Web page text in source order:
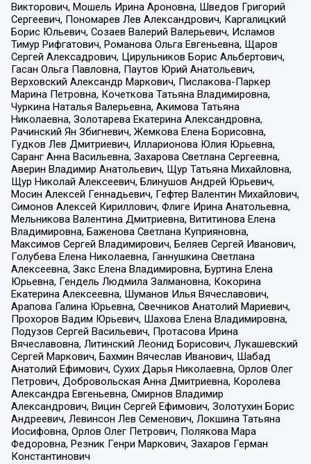
Викторович, Мошель Ирина Ароновна, Шведов Григорий
Сергеевич, Пономарев Лев Александрович, Каргалицкий
Борис Юльевич, Созаев Валерий Валерьевич, Исламов
Тимур Рифгатович, Романова Ольга Евгеньевна, Щаров
Сергей Алексадрович, Цирульников Борис Альбертович,
Гасан Ольга Павловна, Паутов Юрий Анатольевич,
Верховский Александр Маркович, Пислакова-Паркер
Марина Петровна, Кочеткова Татьяна Владимировна,
Чуркина Наталья Валерьевна, Акимова Татьяна
Николаевна, Золотарева Екатерина Александровна,
Рачинский Ян Збигневич, Жемкова Елена Борисовна,
Гудков Лев Дмитриевич, Илларионова Юлия Юрьевна,
Саранг Анна Васильевна, Захарова Светлана Сергеевна,
Аверин Владимир Анатольевич, Щур Татьяна Михайловна,
Щур Николай Алексеевич, Блинушов Андрей Юрьевич,
Мосин Алексей Геннадьевич, Гефтер Валентин Михайлович,
Симонов Алексей Кириллович, Флиге Ирина Анатольевна,
Мельникова Валентина Дмитриевна, Вититинова Елена
Владимировна, Баженова Светлана Куприяновна,
Максимов Сергей Владимирович, Беляев Сергей Иванович,
Голубева Елена Николаевна, Ганнушкина Светлана
Алексеевна, Закс Елена Владимировна, Буртина Елена
Юрьевна, Гендель Людмила Залмановна, Кокорина
Екатерина Алексеевна, Шуманов Илья Вячеславович,
Арапова Галина Юрьевна, Свечников Анатолий Мариевич,
Прохоров Вадим Юрьевич, Шахова Елена Владимировна,
Подузов Сергей Васильевич, Протасова Ирина
Вячеславовна, Литинский Леонид Борисович, Лукашевский
Сергей Маркович, Бахмин Вячеслав Иванович, Шабад
Анатолий Ефимович, Сухих Дарья Николаевна, Орлов Олег
Петрович, Добровольская Анна Дмитриевна, Королева
Александра Евгеньевна, Смирнов Владимир
Александрович, Вицин Сергей Ефимович, Золотухин Борис
Андреевич, Левинсон Лев Семенович, Локшина Татьяна
Иосифовна, Орлов Олег Петрович, Полякова Мара
Федоровна, Резник Генри Маркович, Захаров Герман
Константинович